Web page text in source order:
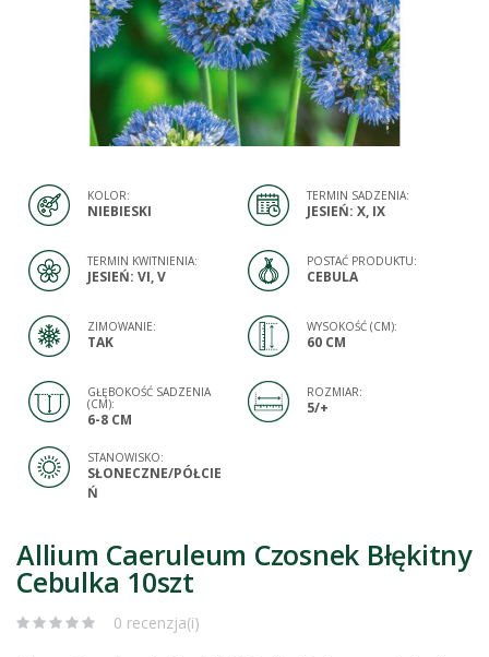
KOLOR:
NIEBIESKI
TERMIN SADZENIA:
JESIEŃ: X, IX
TERMIN KWITNIENIA:
JESIEŃ: VI, V
POSTAĆ PRODUKTU:
CEBULA
ZIMOWANIE:
TAK
WYSOKOŚĆ (CM):
60 CM
GŁĘBOKOŚĆ SADZENIA
(CM):
6-8 CM
ROZMIAR:
5/+
STANOWISKO:
SŁONECZNE/PÓŁCIE
Ń
Allium Caeruleum Czosnek Błękitny
Cebulka 10szt
0 recenzja(i)